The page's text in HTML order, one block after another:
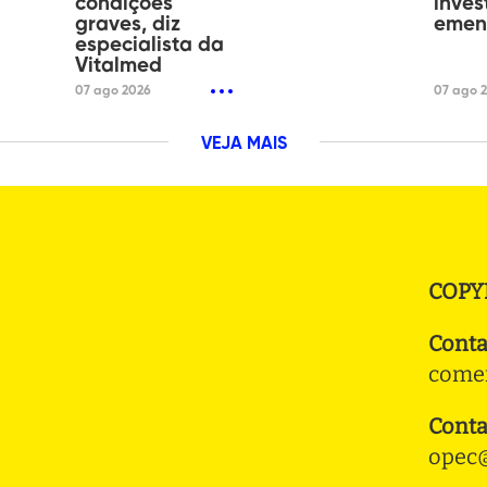
graves, diz
especialista da
Vitalmed
07 ago 2026 07 ago
VEJA MAIS